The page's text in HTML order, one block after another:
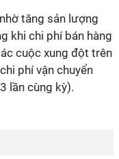
tăng sản lượng
khi chi phí bán hàng
cuộc xung đột trên
phí vận chuyển
lần cùng kỳ).